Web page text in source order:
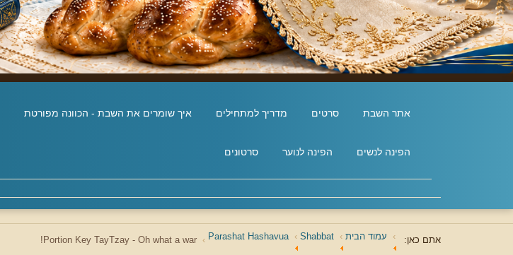
אתר השבת סרטים מדריך למתחילים איך שומרים את השבת - הכוונה מפורטת
הפינה לנשים הפינה לנוער סרטונים
אתם כאן: עמוד הבית Shabbat
Parashat Hashavua
Portion Key TayTzay - Oh what a war!